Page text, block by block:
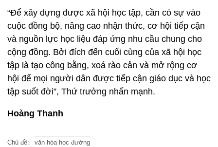
“Để xây dựng được xã hội học tập, cần có sự vào
cuộc đồng bộ, nâng cao nhận thức, cơ hội tiếp cận
và nguồn lực học liệu đáp ứng nhu cầu chung cho
cộng đồng. Bởi đích đến cuối cùng của xã hội học
tập là tạo công bằng, xoá rào cản và mở rộng cơ
hội để mọi người dân được tiếp cận giáo dục và học
tập suốt đời”, Thứ trưởng nhấn mạnh.
Hoàng Thanh
Chủ đề: văn hóa học đường